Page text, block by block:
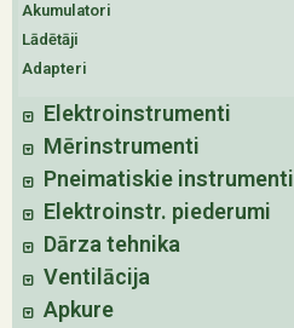
Akumulatori
Lādētāji
Adapteri
Elektroinstrumenti
Mērinstrumenti
Pneimatiskie instrumenti
Elektroinstr. piederumi
Dārza tehnika
Ventilācija
Apkure